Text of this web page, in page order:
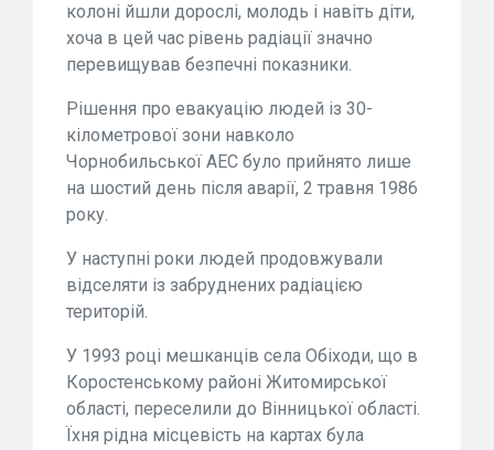
колоні йшли дорослі, молодь і навіть діти,
хоча в цей час рівень радіації значно
перевищував безпечні показники.
Рішення про евакуацію людей із 30-
кілометрової зони навколо
Чорнобильської АЕС було прийнято лише
на шостий день після аварії, 2 травня 1986
року.
У наступні роки людей продовжували
відселяти із забруднених радіацією
територій.
У 1993 році мешканців села Обіходи, що в
Коростенському районі Житомирської
області, переселили до Вінницької області.
Їхня рідна місцевість на картах була